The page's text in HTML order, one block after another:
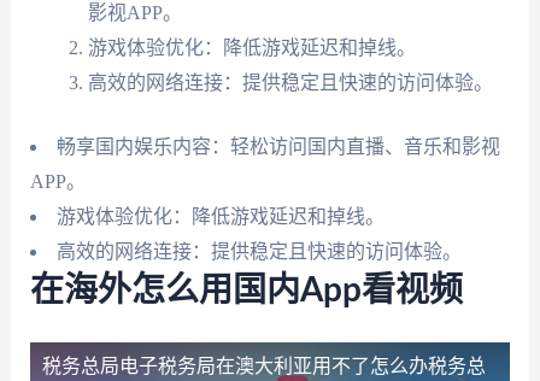
影视APP。
游戏体验优化：降低游戏延迟和掉线。
高效的网络连接：提供稳定且快速的访问体验。
畅享国内娱乐内容：轻松访问国内直播、音乐和影视
APP。
游戏体验优化：降低游戏延迟和掉线。
高效的网络连接：提供稳定且快速的访问体验。
在海外怎么用国内App看视频
税务总局电子税务局在澳大利亚用不了怎么办税务总